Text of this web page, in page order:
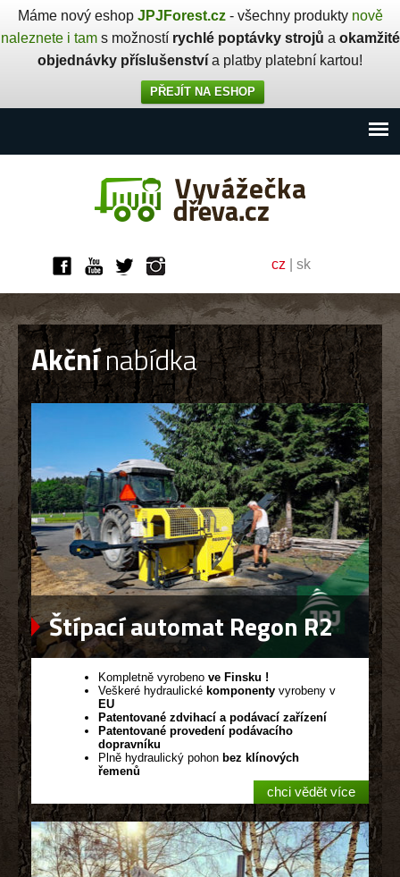
Máme nový eshop JPJForest.cz- všechny produkty nově
naleznete i tams možností rychlé poptávky strojů a okamžité
objednávky příslušenství a platby platební kartou!
PŘEJÍT NA ESHOP
cz sk
Akčnínabídka
Štípací automat Regon R2
Kompletně vyrobeno ve Finsku !
Veškeré hydraulické komponenty vyrobeny v
EU
Patentované zdvihací a podávací zařízení
Patentované provedení podávacího
dopravníku
Plně hydraulický pohon bez klínových
řemenů
chci vědět více